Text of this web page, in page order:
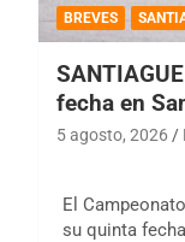
BREVES
fecha en
5 agosto, 2026
El
su quinta